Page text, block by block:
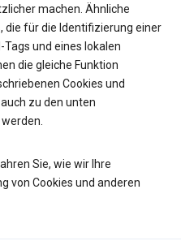
machen. Ähnliche
die für die Identifizierung einer
Tags und eines lokalen
die gleiche Funktion
Cookies und
zu den unten
Sie, wie wir Ihre
von Cookies und anderen